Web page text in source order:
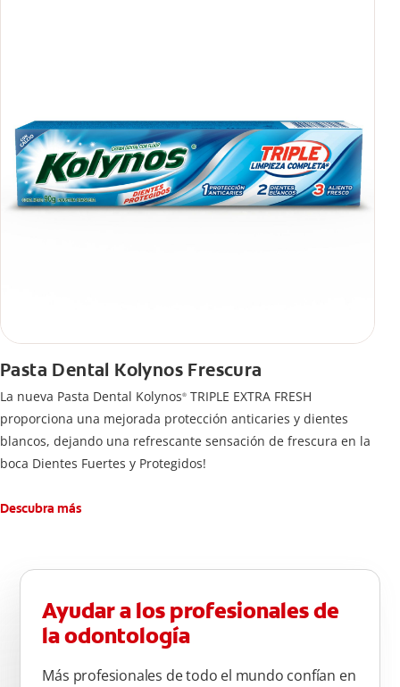
Pasta Dental Kolynos Frescura
La nueva Pasta Dental Kolynos® TRIPLE EXTRA FRESH
proporciona una mejorada protección anticaries y dientes
blancos, dejando una refrescante sensación de frescura en la
boca Dientes Fuertes y Protegidos!
Descubra más
Ayudar a los profesionales de
la odontología
Más profesionales de todo el mundo confían en